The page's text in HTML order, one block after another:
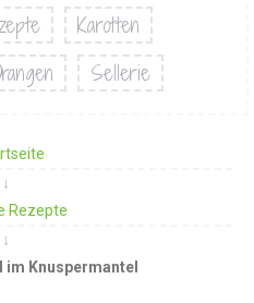
Karotten
Sellerie
Rezepte
Knuspermantel